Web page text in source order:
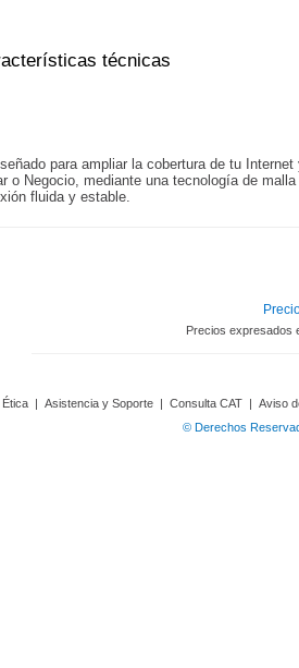
técnicas
para ampliar la cobertura de tu
o Negocio, mediante una tecnología de
fluida y estable.
Precios expresados
Ética | Asistencia y Soporte | Consulta CAT | Aviso
© Derechos